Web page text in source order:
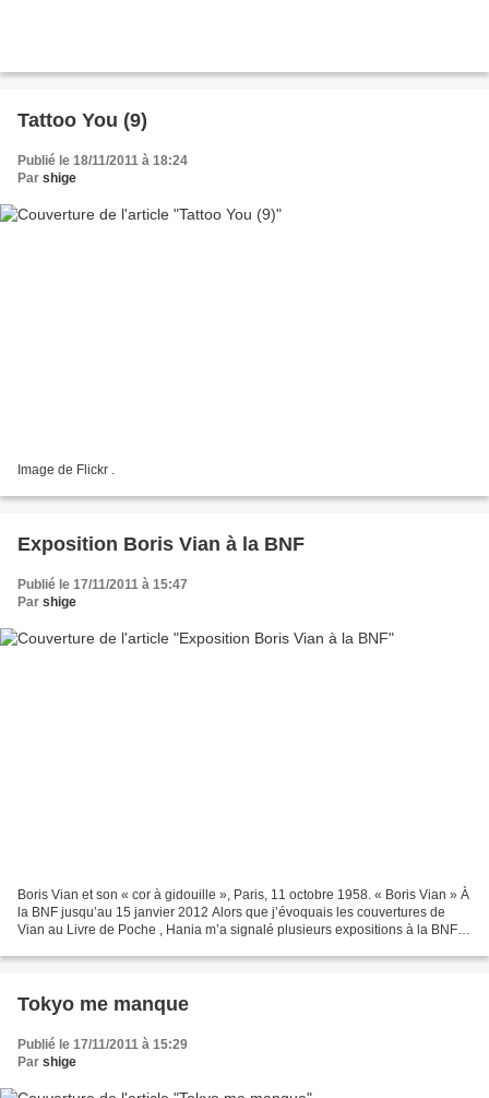
Tattoo You (9)
Publié le 18/11/2011 à 18:24
Par shige
Image de Flickr .
Exposition Boris Vian à la BNF
Publié le 17/11/2011 à 15:47
Par shige
Boris Vian et son « cor à gidouille », Paris, 11 octobre 1958. « Boris Vian » À
la BNF jusqu’au 15 janvier 2012 Alors que j’évoquais les couvertures de
Vian au Livre de Poche , Hania m’a signalé plusieurs expositions à la BNF,
Tokyo me manque
Publié le 17/11/2011 à 15:29
Par shige